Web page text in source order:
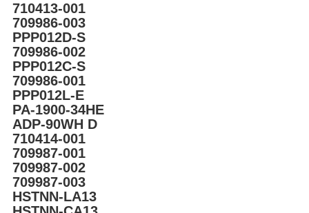
710413-001
709986-003
PPP012D-S
709986-002
PPP012C-S
709986-001
PPP012L-E
PA-1900-34HE
ADP-90WH D
710414-001
709987-001
709987-002
709987-003
HSTNN-LA13